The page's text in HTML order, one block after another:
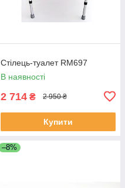
Стілець-туалет RM697
В наявності
2 714 ₴ 2 950 ₴
Купити
–8%